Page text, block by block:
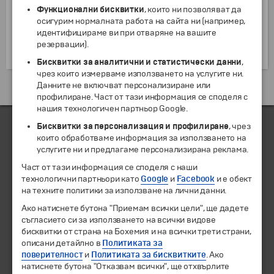
през 1992 г. Разположението на кулата е такова, че
тя може да бъде използвана и като слънчев
часовник. Докато сте тук можете да посетите и
“Галерия Олимпик” – интересен музей, посветен на
Екскурзии и почивки до Испания »
ЧЛЕН НА
Функционални бисквитки, които ни позволяват да
осигурим нормалната работа на сайта ни (например,
идентифицираме ви при отваряне на вашите
резервации).
Бисквитки за аналитични и статистически данни,
чрез които измерваме използването на услугите ни.
Данните не включват персонализиране или
профилиране. Част от тази информация се споделя с
нашия технологичен партньор Google.
Бисквитки за персонализация и профилиране, чрез
които обработваме информация за използването на
услугите ни и предлагаме персонализирана реклама.
Част от тази информация се споделя с наши
технологични партньори като Google и Facebook и е обект
на техните политики за използване на лични данни.
Ако натиснете бутона "Приемам всички цели", ще дадете
съгласието си за използването на всички видове
бисквитки от страна на Бохемия и на всички трети страни,
описани детайлно в Политиката за
поверителности Политиката за бисквитките. Ако
натиснете бутона "Отказвам всички", ще отхвърлите